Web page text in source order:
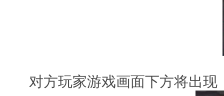
对方玩家游戏画面下方将出现